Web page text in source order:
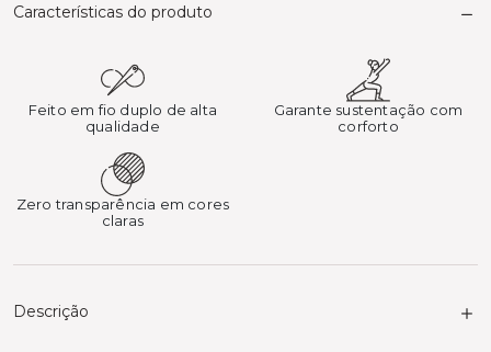
Características do produto
Feito em fio duplo de alta
qualidade
Garante sustentação com
corforto
Zero transparência em cores
claras
Descrição